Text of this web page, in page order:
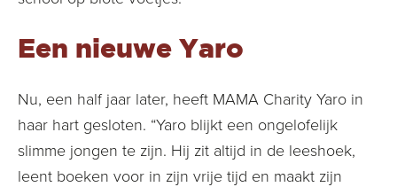
Een nieuwe Yaro
Nu, een half jaar later, heeft MAMA Charity Yaro in
haar hart gesloten. “Yaro blijkt een ongelofelijk
slimme jongen te zijn. Hij zit altijd in de leeshoek,
leent boeken voor in zijn vrije tijd en maakt zijn